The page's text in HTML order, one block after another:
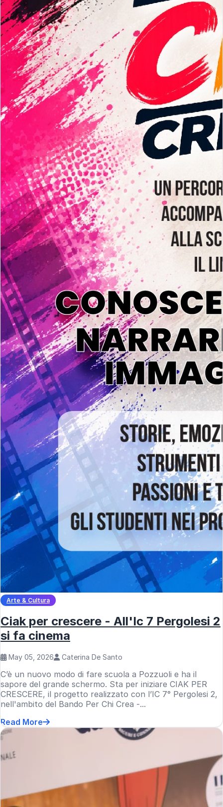
Arte & Cultura
Ciak per crescere - All'Ic 7 Pergolesi 2
si fa cinema
May 05, 2026 Caterina De Santo
C’è un nuovo modo di fare scuola a Pozzuoli e ha il
sapore del grande schermo. Sta per iniziare CIAK PER
CRESCERE, il progetto realizzato con l’IC 7° Pergolesi 2,
nell'ambito del Bando Per Chi Crea -...
Read More